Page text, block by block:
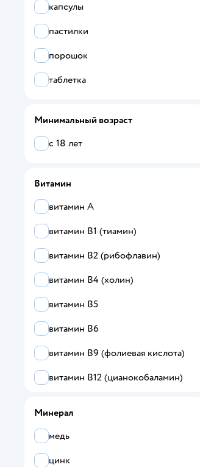
CigaPan Цыгапан
Dr.White
ENBIO
Green Leaf Formula
OVER
qeep
UltraBalance
VITAMIR
Благомакс
Доктор Море
НЕОЛАЙФ
капсулы
пастилки
порошок
таблетка
Минимальный возраст
с 18 лет
Витамин
витамин A
витамин B1 (тиамин)
витамин B2 (рибофлавин)
витамин B4 (холин)
витамин B5
витамин B6
витамин B9 (фолиевая кислота)
витамин B12 (цианокобаламин)
Минерал
медь
цинк